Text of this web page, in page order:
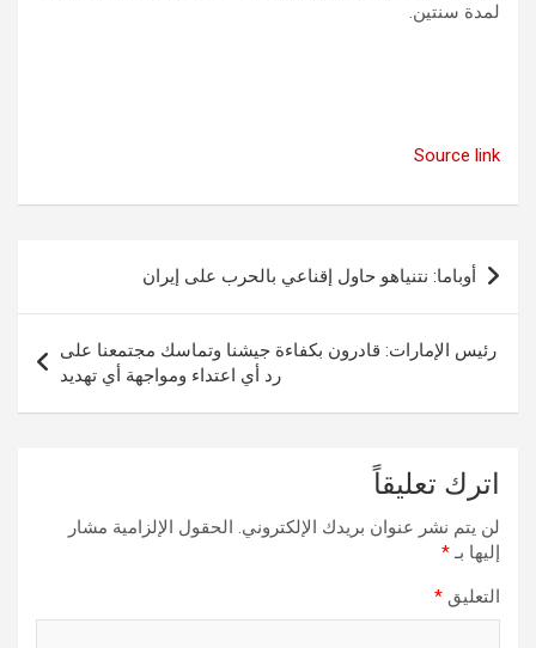
لمدة سنتين.
Source link
تصفّح
المقالات
أوباما: نتنياهو حاول إقناعي بالحرب على إيران
رئيس الإمارات: قادرون بكفاءة جيشنا وتماسك مجتمعنا على
رد أي اعتداء ومواجهة أي تهديد
اترك تعليقاً
لن يتم نشر عنوان بريدك الإلكتروني. الحقول الإلزامية مشار
إليها بـ*
التعليق *